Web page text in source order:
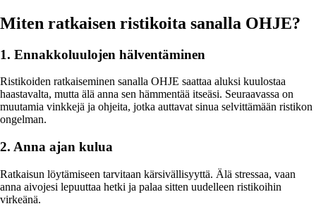
Miten ratkaisen ristikoita sanalla OHJE?
1. Ennakkoluulojen hälventäminen
Ristikoiden ratkaiseminen sanalla OHJE saattaa aluksi kuulostaa
haastavalta, mutta älä anna sen hämmentää itseäsi. Seuraavassa on
muutamia vinkkejä ja ohjeita, jotka auttavat sinua selvittämään ristikon
ongelman.
2. Anna ajan kulua
Ratkaisun löytämiseen tarvitaan kärsivällisyyttä. Älä stressaa, vaan
anna aivojesi lepuuttaa hetki ja palaa sitten uudelleen ristikoihin
virkeänä.